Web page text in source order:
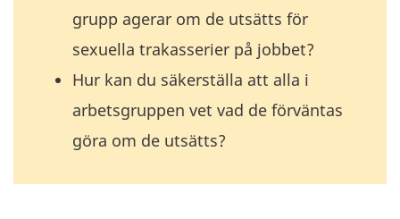
grupp agerar om de utsätts för
sexuella trakasserier på jobbet?
Hur kan du säkerställa att alla i
arbetsgruppen vet vad de förväntas
göra om de utsätts?